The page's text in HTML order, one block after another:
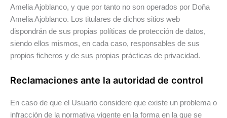
Amelia Ajoblanco, y que por tanto no son operados por Doña
Amelia Ajoblanco. Los titulares de dichos sitios web
dispondrán de sus propias políticas de protección de datos,
siendo ellos mismos, en cada caso, responsables de sus
propios ficheros y de sus propias prácticas de privacidad.
Reclamaciones ante la autoridad de control
En caso de que el Usuario considere que existe un problema o
infracción de la normativa vigente en la forma en la que se